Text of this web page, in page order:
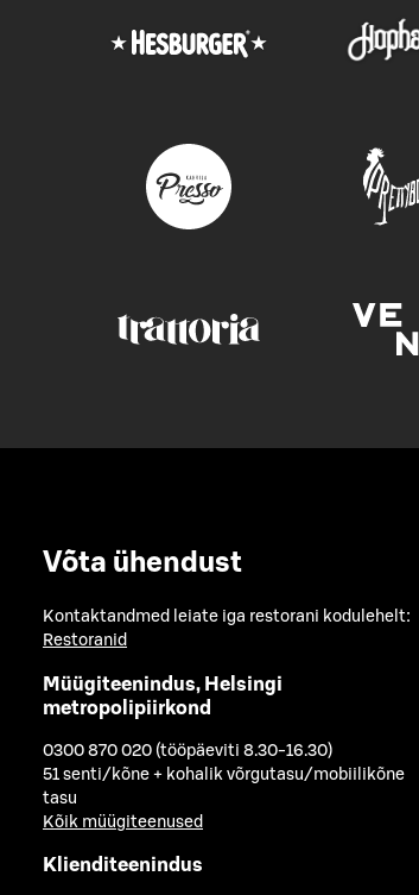
Võta ühendust
Kontaktandmed leiate iga restorani kodulehelt:
Restoranid
Müügiteenindus, Helsingi
metropolipiirkond
0300 870 020 (tööpäeviti 8.30-16.30)
51 senti/kõne + kohalik võrgutasu/mobiilikõne
tasu
Kõik müügiteenused
Klienditeenindus